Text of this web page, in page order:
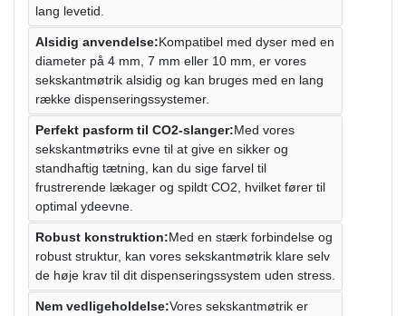
lang levetid.
Alsidig anvendelse:Kompatibel med dyser med en
diameter på 4 mm, 7 mm eller 10 mm, er vores
sekskantmøtrik alsidig og kan bruges med en lang
række dispenseringssystemer.
Perfekt pasform til CO2-slanger:Med vores
sekskantmøtriks evne til at give en sikker og
standhaftig tætning, kan du sige farvel til
frustrerende lækager og spildt CO2, hvilket fører til
optimal ydeevne.
Robust konstruktion:Med en stærk forbindelse og
robust struktur, kan vores sekskantmøtrik klare selv
de høje krav til dit dispenseringssystem uden stress.
Nem vedligeholdelse:Vores sekskantmøtrik er